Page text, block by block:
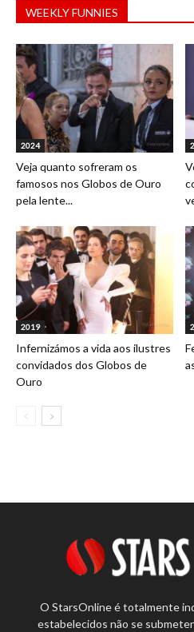
WEEKLY FUNNIES
2024
Veja quanto sofreram os
famosos nos Globos de Ouro
pela lente...
2019
Infernizámos a vida aos ilustres
convidados dos Globos de
Ouro
O StarsOnline é totalmente
estabelecidos não se